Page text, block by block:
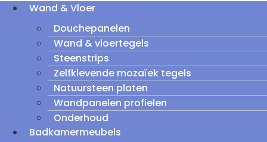
Wand & Vloer
Douchepanelen
Wand & vloertegels
Steenstrips
Zelfklevende mozaïek tegels
Natuursteen platen
Wandpanelen profielen
Onderhoud
Badkamermeubels